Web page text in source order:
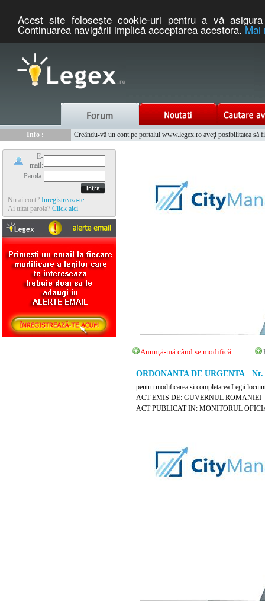
Acest site foloseşte cookie-uri pentru a vă
Continuarea navigării implică acceptarea acestora.Mai
Info :
Creându-vă un cont pe portalul www.legex.ro aveţi posibilitatea să
E-
mail:
Parola:
Nu ai cont? Inregistreaza-te
Ai uitat parola? Click aici
Anunţă-mă când se modifică
ORDONANTA DE URGENTA Nr.
pentru modificarea si completarea Legii
ACT EMIS DE: GUVERNUL ROMANIEI
ACT PUBLICAT IN: MONITORUL